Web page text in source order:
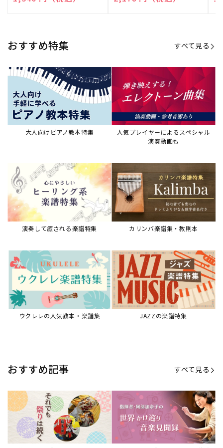
おすすめ特集 すべて見る
大人向けピアノ教本特集
人気プレイヤーによるスペシャル
演奏動画も
演奏して癒される楽譜特集 カリンバ楽譜集・教則本
ウクレレの人気教本・楽譜集 JAZZの楽譜特集
おすすめ記事 すべて見る